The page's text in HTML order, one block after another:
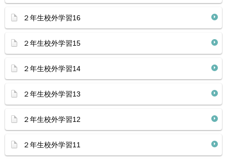
２年生校外学習16
２年生校外学習15
２年生校外学習14
２年生校外学習13
２年生校外学習12
２年生校外学習11